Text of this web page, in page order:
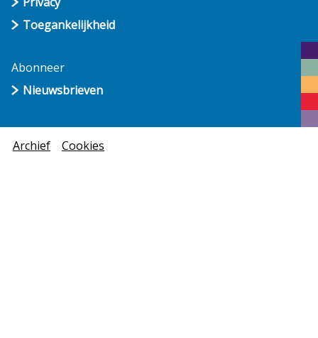
Toegankelijkheid
Abonneer
Nieuwsbrieven
Archief Cookies